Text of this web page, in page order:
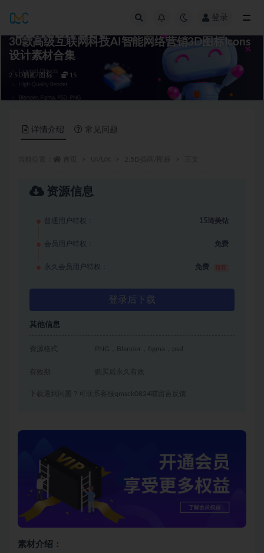
登录
30款高级互联网科技AI智能网络营销3D图标Icons
设计素材合集
2.5D插画/图标 15
详情介绍 常见问题
资源信息
普通用户特权： 15琦美钻
会员用户特权： 免费
永久会员用户特权： 免费
登录后下载
其他信息
资源格式 PNG，Blender，figma，psd
有效期 购买后永久有效
下载遇到问题？可联系客服qmsck0824或留言反馈
素材介绍：